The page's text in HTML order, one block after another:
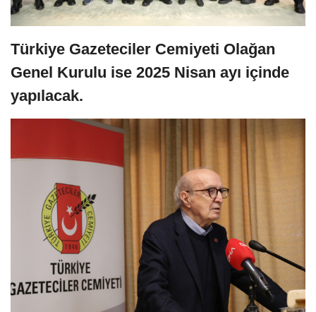
Türkiye Gazeteciler Cemiyeti Olağan
Genel Kurulu ise 2025 Nisan ayı içinde
yapılacak.